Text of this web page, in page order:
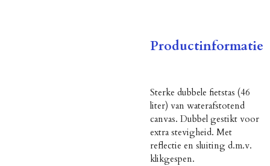
Productinformatie
Sterke dubbele fietstas (46
liter) van waterafstotend
canvas. Dubbel gestikt voor
extra stevigheid. Met
reflectie en sluiting d.m.v.
klikgespen.